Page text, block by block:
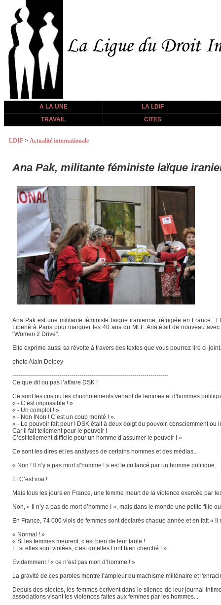
A LA UNE
LA LDIF
TRAVAIL
CITES
LDIF > Actualité internationale
Ana Pak, militante féministe laïque
Ana Pak est une militante féministe laïque iranienne, réfugiée en France
Liberté à Paris pour marquer les 40 ans du MLF. Ana était de nouveau
"Women 2 Drive".
Elle exprime aussi sa révolte à travers des textes que vous pourrez lire ci-joint.
photo Alain Delpey
-------------------------------------------------------------------------------
Ce que dit ou pas l’affaire DSK !
Ce sont les cris ou les chuchotements venant de femmes et d'hommes
« - C’est impossible ! »
« - Un complot ! »
« - Non !Non ! C’est un coup monté ! ».
« - Le pouvoir fait peur ! DSK était à deux doigt du pouvoir, consciemment
Car il fait tellement peur le pouvoir !
C’est tellement difficile pour un homme d’assumer le pouvoir ! »
Ce sont les dires et les analyses de certains hommes et des médias...
« Non ! Il n’y a pas mort d’homme ! » est le cri lancé par un homme politique.
Et C’est vrai !
Mais tous les jours en France, une femme meurt de la violence exercée par
Non, « Il n’y a pas de mort d’homme ! », mais dans le monde une petite fille
En France, 74 000 viols de femmes sont déclarés chaque année et en fait « Il
« Normal ! »
« Si les femmes meurent, c’est bien de leur faute !
Et si elles sont violées, c’est qu’elles l’ont bien cherché ! »
Evidemment ! « ce n’est pas mort d’homme ! »
La gravité de ces paroles montre l’ampleur du machisme millénaire et
Depuis des siècles, les femmes écrivent dans le silence de leur journal
associations visant les violences faites aux femmes par les hommes...